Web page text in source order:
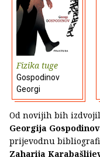
Fizika tuge
Gospodinov
Georgi
Od novijih bih
Georgija
prijevodnu
Zaharija